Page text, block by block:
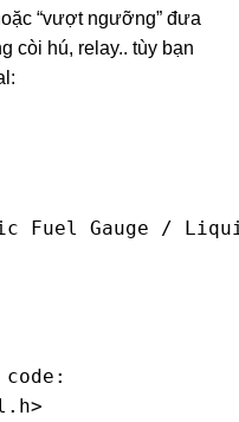
“vượt ngưỡng” đưa
còi hú, relay.. tùy bạn
Fuel Gauge /